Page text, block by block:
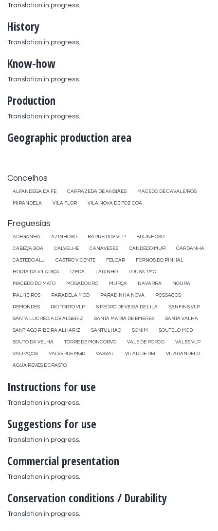
Translation in progress.
History
Translation in progress.
Know-how
Translation in progress.
Production
Translation in progress.
Geographic production area
Concelhos
ALFANDEGA DA FE CARRAZEDA DE ANSIÃES MACEDO DE CAVALEIROS
MIRANDELA VILA FLOR VILA NOVA DE FOZ COA
Freguesias
ADEGANHA AZINHOSO BARREIROS VLP BRUNHOSO
CABEÇA BOA CALVELHE CANAVESES CANDEDO MUR CARDANHA
CASTEDO ALJ CASTRO VICENTE FELGAR FORNOS DO PINHAL
HORTA DA VILARIÇA IZEDA LARINHO LOUSA TMC
MACEDO DO MATO MOGADOURO MURÇA NAVARRA NOURA
PALHEIROS PARADELA MGD PARADINHA NOVA POSSACOS
REMONDES RIO TORTO VLP S PEDRO DE VEIGA DE LILA SANFINS VLP
SANTA LUCRÉCIA DE ALGERIZ SANTA MARIA DE EMERES SANTA VALHA
SANTIAGO RIBEIRA ALHARIZ SANTULHÃO SONIM SOUTELO MGD
SOUTO DA VELHA TORRE DE MONCORVO VALE DE PORCO VALES VLP
VALPAÇOS VALVERDE MGD VASSAL VILAR DE REI VILARANDELO
ÁGUA REVÊS E CRASTO
Instructions for use
Translation in progress.
Suggestions for use
Translation in progress.
Commercial presentation
Translation in progress.
Conservation conditions / Durability
Translation in progress.